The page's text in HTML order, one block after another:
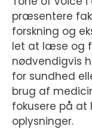
præsentere
forskning og
let at læse og
nødvendigvis
for sundhed
brug af
fokusere på at
oplysninger.